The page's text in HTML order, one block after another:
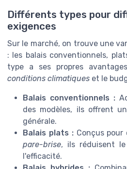
Différents types pour
exigences
Sur le marché, on trouve une
: les balais conventionnels,
type a ses propres
conditions climatiques et le
Balais conventionnels :
des modèles, ils offrent
générale.
Balais plats :Conçus pour
pare-brise, ils réduisent
l'efficacité.